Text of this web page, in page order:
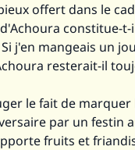
offert dans le
constitue-t-
j'en mangeais un
resterait-il
le fait de
par un festin
fruits et